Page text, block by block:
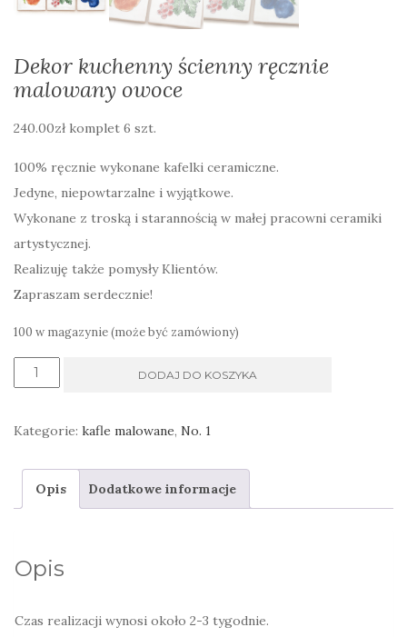
Dekor kuchenny ścienny ręcznie
malowany owoce
240.00zł komplet 6 szt.
100% ręcznie wykonane kafelki ceramiczne.
Jedyne, niepowtarzalne i wyjątkowe.
Wykonane z troską i starannością w małej pracowni ceramiki
artystycznej.
Realizuję także pomysły Klientów.
Zapraszam serdecznie!
100 w magazynie (może być zamówiony)
ilość
ręcznie
malowany
DODAJ DO KOSZYKA
Kategorie: kafle malowane, No. 1
Opis Dodatkowe informacje
Opis
Czas realizacji wynosi około 2-3 tygodnie.